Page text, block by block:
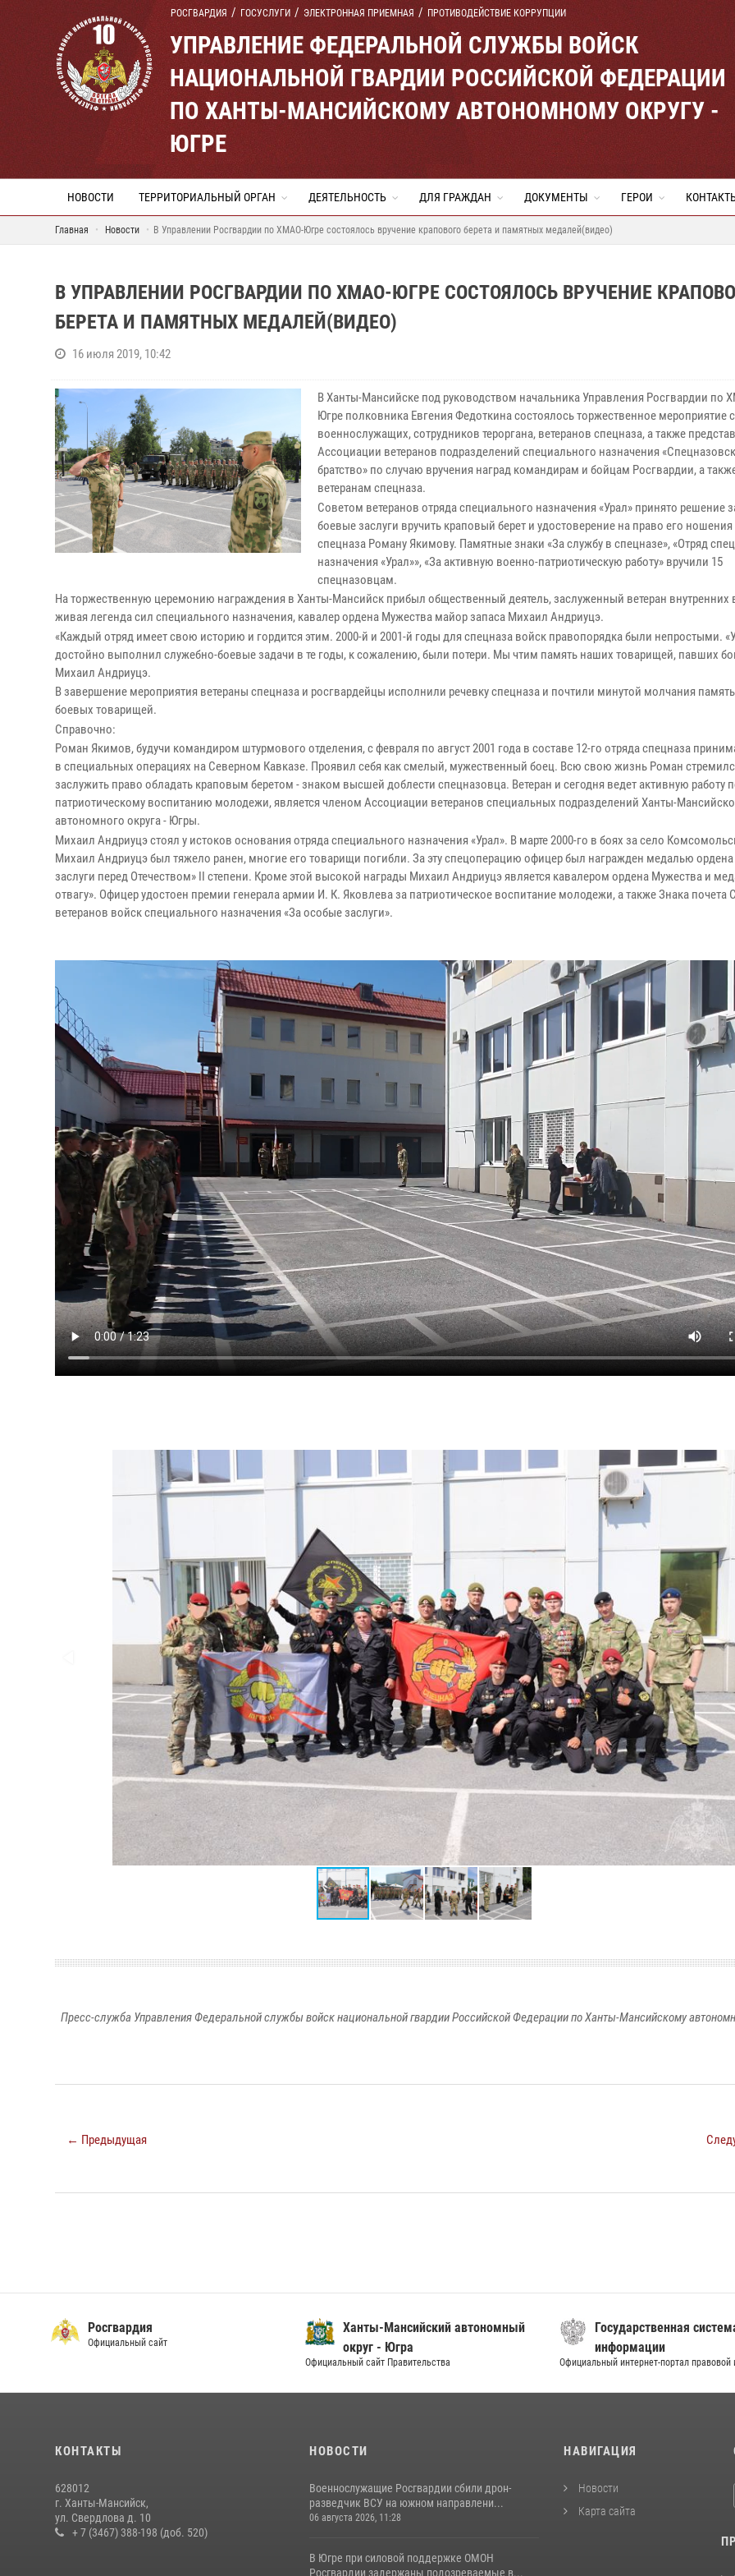
РОСГВАРДИЯ ГОСУСЛУГИ ЭЛЕКТРОННАЯ ПРИЕМНАЯ ПРОТИВОДЕЙСТВИЕ КОРРУПЦИИ
УПРАВЛЕНИЕ ФЕДЕРАЛЬНОЙ СЛУЖБЫ ВОЙСК
НАЦИОНАЛЬНОЙ ГВАРДИИ РОССИЙСКОЙ ФЕДЕРАЦИИ
ПО ХАНТЫ-МАНСИЙСКОМУ АВТОНОМНОМУ ОКРУГУ -
ЮГРЕ
НОВОСТИ ТЕРРИТОРИАЛЬНЫЙ ОРГАН ДЕЯТЕЛЬНОСТЬ ДЛЯ ГРАЖДАН ДОКУМЕНТЫ ГЕРОИ
Главная Новости В Управлении Росгвардии по ХМАО-Югре состоялось вручение крапового берета и памятных медалей(видео)
В УПРАВЛЕНИИ РОСГВАРДИИ ПО ХМАО-ЮГРЕ СОСТОЯЛОСЬ ВРУЧЕНИЕ
БЕРЕТА И ПАМЯТНЫХ МЕДАЛЕЙ(ВИДЕО)
16 июля 2019, 10:42
В Ханты-Мансийске под руководством начальника Управления Росгвардии по
Югре полковника Евгения Федоткина состоялось торжественное мероприятие
военнослужащих, сотрудников тероргана, ветеранов спецназа, а также
Ассоциации ветеранов подразделений специального назначения
братство» по случаю вручения наград командирам и бойцам Росгвардии, а
ветеранам спецназа.
Советом ветеранов отряда специального назначения «Урал» принято решение
боевые заслуги вручить краповый берет и удостоверение на право его ношения
спецназа Роману Якимову. Памятные знаки «За службу в спецназе», «Отряд
назначения «Урал»», «За активную военно-патриотическую работу» вручили 15
спецназовцам.
На торжественную церемонию награждения в Ханты-Мансийск прибыл общественный деятель, заслуженный ветеран внутренних
живая легенда сил специального назначения, кавалер ордена Мужества майор запаса Михаил Андриуцэ.
«Каждый отряд имеет свою историю и гордится этим. 2000-й и 2001-й годы для спецназа войск правопорядка были непростыми.
достойно выполнил служебно-боевые задачи в те годы, к сожалению, были потери. Мы чтим память наших товарищей, павших
Михаил Андриуцэ.
В завершение мероприятия ветераны спецназа и росгвардейцы исполнили речевку спецназа и почтили минутой молчания
боевых товарищей.
Справочно:
Роман Якимов, будучи командиром штурмового отделения, с февраля по август 2001 года в составе 12-го отряда спецназа
в специальных операциях на Северном Кавказе. Проявил себя как смелый, мужественный боец. Всю свою жизнь Роман
заслужить право обладать краповым беретом - знаком высшей доблести спецназовца. Ветеран и сегодня ведет активную работу
патриотическому воспитанию молодежи, является членом Ассоциации ветеранов специальных подразделений Ханты-
автономного округа - Югры.
Михаил Андриуцэ стоял у истоков основания отряда специального назначения «Урал». В марте 2000-го в боях за село
Михаил Андриуцэ был тяжело ранен, многие его товарищи погибли. За эту спецоперацию офицер был награжден медалью ордена
заслуги перед Отечеством» II степени. Кроме этой высокой награды Михаил Андриуцэ является кавалером ордена Мужества и
отвагу». Офицер удостоен премии генерала армии И. К. Яковлева за патриотическое воспитание молодежи, а также Знака почета
ветеранов войск специального назначения «За особые заслуги».
Пресс-служба Управления Федеральной службы войск национальной гвардии Российской Федерации по Ханты-Мансийскому
← Предыдущая
Росгвардия
Официальный сайт
Ханты-Мансийский автономный
округ - Югра
Официальный сайт Правительства
Государственная
информации
Официальный интернет-портал
КОНТАКТЫ
628012
г. Ханты-Мансийск,
ул. Свердлова д. 10
+ 7 (3467) 388-198 (доб. 520)
НОВОСТИ
Военнослужащие Росгвардии сбили дрон-
разведчик ВСУ на южном направлени...
06 августа 2026, 11:28
В Югре при силовой поддержке ОМОН
Росгвардии задержаны подозреваемые в...
НАВИГАЦИЯ
Новости
Карта сайта